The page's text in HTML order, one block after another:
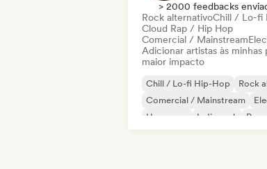
> 2000 feedbacks
Rock alternativoChill / Lo-fi
Cloud Rap / Hip Hop
Comercial / Mainstream
Adicionar artistas às minhas
maior impacto
Chill / Lo-fi Hip-Hop
Rock
Comercial / Mainstream
Hyperpop
Indie rock
Pop